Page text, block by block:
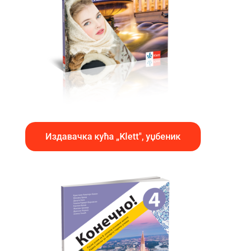
Издавачка кућа „Klett", уџбеник